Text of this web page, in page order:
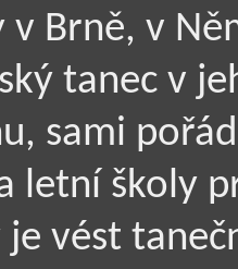
Brně, v
tanec v
sami
letní školy
vést